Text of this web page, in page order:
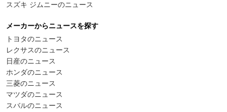
スズキ ジムニーのニュース
メーカーからニュースを探す
トヨタのニュース
レクサスのニュース
日産のニュース
ホンダのニュース
三菱のニュース
マツダのニュース
スバルのニュース